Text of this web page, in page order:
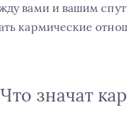
вами и вашим
кармические
Что значат